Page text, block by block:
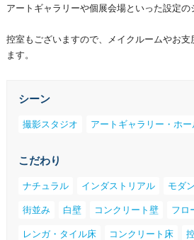
アートギャラリーや個展会場といった設定の
控室もございますので、メイクルームやお
ます。
シーン
撮影スタジオ アートギャラリー・ホー
こだわり
ナチュラル インダストリアル モダ
街並み 白壁 コンクリート壁 フロ
レンガ・タイル床 コンクリート床